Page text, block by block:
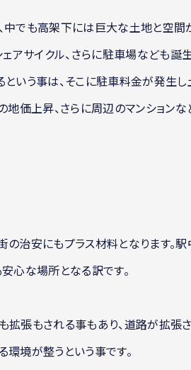
中でも高架下には巨大な土地と空間
ェアサイクル、さらに駐車場なども誕
いう事は、そこに駐車料金が発生し
地価上昇、さらに周辺のマンション
治安にもプラス材料となります。
心な場所となる訳です。
拡張もされる事もあり、道路が拡張
境が整うという事です。